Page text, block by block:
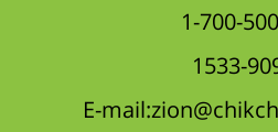
1-700-
E-mail: